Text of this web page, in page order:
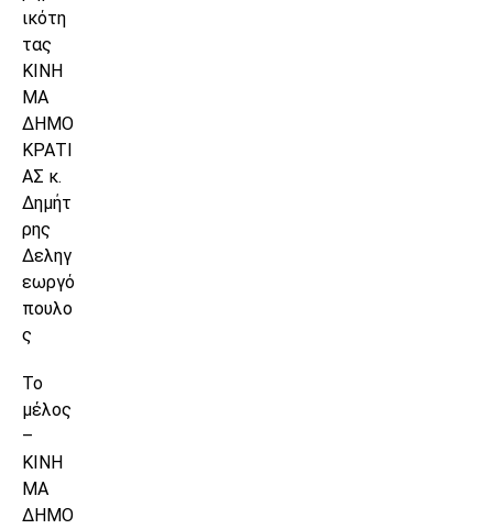
ικότη
τας
ΚΙΝΗ
ΜΑ
ΔΗΜΟ
ΚΡΑΤΙ
ΑΣ κ.
Δημήτ
ρης
Δεληγ
εωργό
πουλο
ς
Το
μέλος
–
ΚΙΝΗ
ΜΑ
ΔΗΜΟ